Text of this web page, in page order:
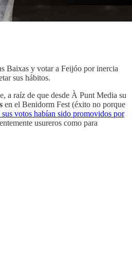
Baixas y votar a Feijóo por inercia
sus hábitos.
a raíz de que desde À Punt Media su
en el Benidorm Fest (éxito no porque
votos habían sido promovidos por
usureros como para